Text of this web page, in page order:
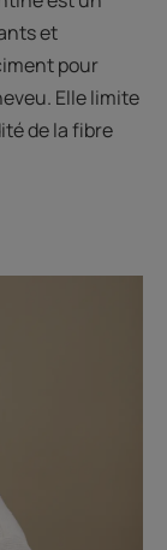
et
pour
Elle limite
de la fibre